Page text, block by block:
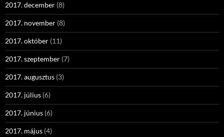
2017. december (8)
2017. november (8)
2017. október (11)
2017. szeptember (7)
2017. augusztus (3)
2017. július (6)
2017. június (6)
2017. május (4)